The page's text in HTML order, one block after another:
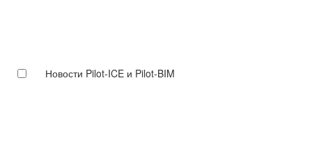
Новости Pilot-ICE и Pilot-BIM